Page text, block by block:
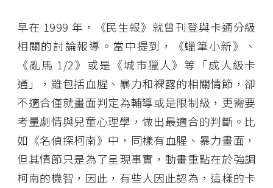
早在 1999 年，《民生報》就曾刊登與卡通分級
相關的討論報導。當中提到，《蠟筆小新》、
《亂馬 1/2》或是《城市獵人》等「成人級卡
通」，雖包括血腥、暴力和裸露的相關情節，卻
不適合僅就畫面判定為輔導或是限制級，更需要
考量劇情與兒童心理學，做出最適合的判斷。比
如《名偵探柯南》中，同樣有血腥、暴力畫面，
但其情節只是為了呈現事實，動畫重點在於強調
柯南的機智，因此，有些人因此認為，這樣的卡